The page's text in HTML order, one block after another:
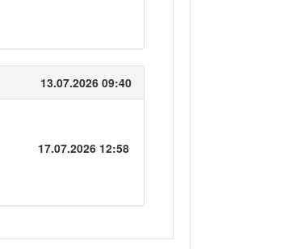
13.07.2026 09:40
17.07.2026 12:58